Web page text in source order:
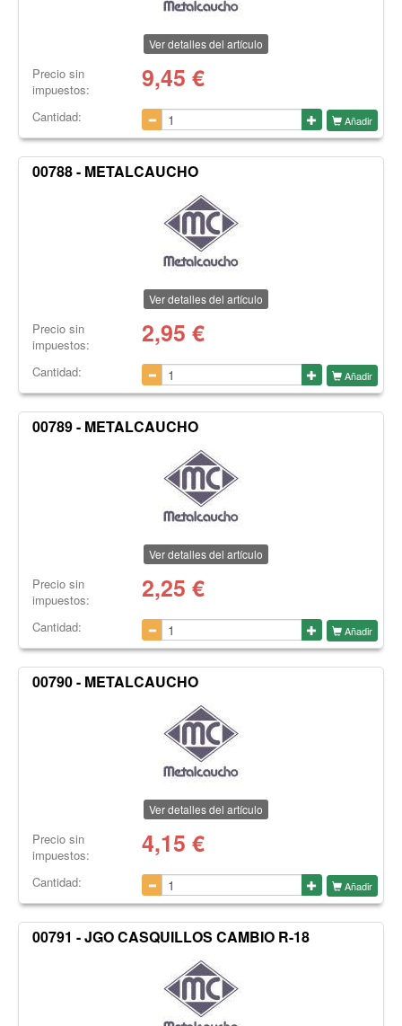
Ver detalles del artículo
Precio sin
impuestos:
9,45 €
Cantidad: Añadir
00788 - METALCAUCHO
Ver detalles del artículo
Precio sin
impuestos:
2,95 €
Cantidad: Añadir
00789 - METALCAUCHO
Ver detalles del artículo
Precio sin
impuestos:
2,25 €
Cantidad: Añadir
00790 - METALCAUCHO
Ver detalles del artículo
Precio sin
impuestos:
4,15 €
Cantidad: Añadir
00791 - JGO CASQUILLOS CAMBIO R-18